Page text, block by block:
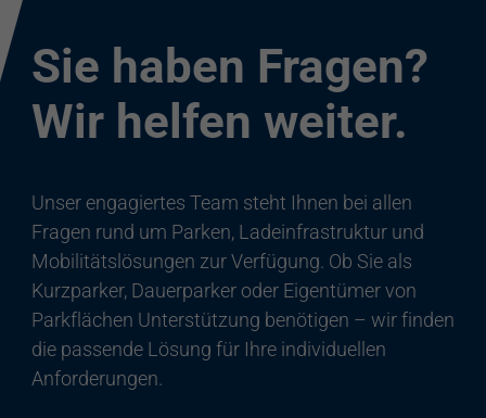
Sie haben Fragen?
Wir helfen weiter.
Unser engagiertes Team steht Ihnen bei allen
Fragen rund um Parken, Ladeinfrastruktur und
Mobilitätslösungen zur Verfügung. Ob Sie als
Kurzparker, Dauerparker oder Eigentümer von
Parkflächen Unterstützung benötigen – wir finden
die passende Lösung für Ihre individuellen
Anforderungen.